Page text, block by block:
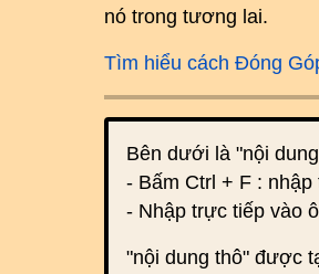
nó trong tương lai.
Tìm hiểu cách Đóng
Bên dưới là "nội
- Bấm Ctrl + F :
- Nhập trực tiếp vào
"nội dung thô" được